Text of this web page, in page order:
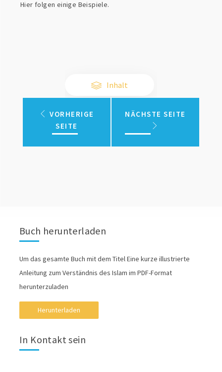
Hier folgen einige Beispiele.
Inhalt
VORHERIGE
SEITE
NÄCHSTE SEITE
Buch herunterladen
Um das gesamte Buch mit dem Titel Eine kurze illustrierte
Anleitung zum Verständnis des Islam im PDF-Format
herunterzuladen
Herunterladen
In Kontakt sein